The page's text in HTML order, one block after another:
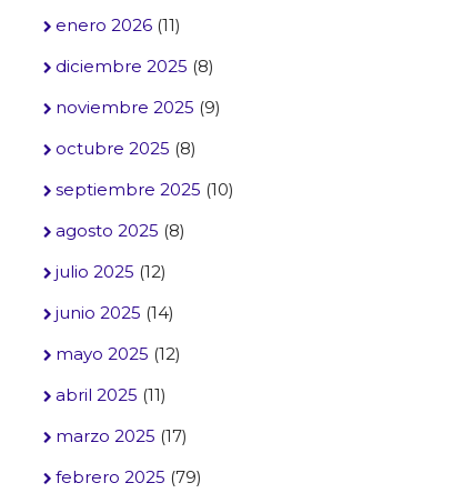
enero 2026 (11)
diciembre 2025 (8)
noviembre 2025 (9)
octubre 2025 (8)
septiembre 2025 (10)
agosto 2025 (8)
julio 2025 (12)
junio 2025 (14)
mayo 2025 (12)
abril 2025 (11)
marzo 2025 (17)
febrero 2025 (79)